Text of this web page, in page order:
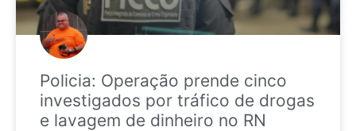
Policia: Operação prende cinco
investigados por tráfico de drogas
e lavagem de dinheiro no RN